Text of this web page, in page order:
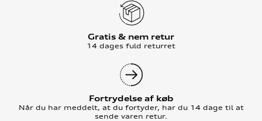
Gratis & nem retur
14 dages fuld returret
Fortrydelse af køb
Når du har meddelt, at du fortyder, har du 14 dage til at
sende varen retur.